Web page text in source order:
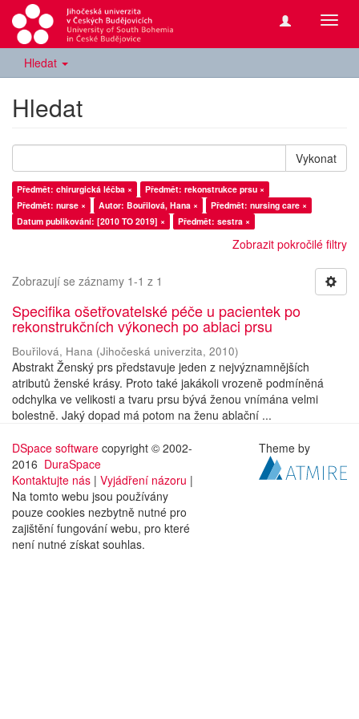
Hledat
Hledat
Vykonat
Předmět: chirurgická léčba ×
Předmět: rekonstrukce prsu ×
Předmět: nurse ×
Autor: Bouřilová, Hana ×
Předmět: nursing care ×
Datum publikování: [2010 TO 2019] ×
Předmět: sestra ×
Zobrazit pokročilé filtry
Zobrazují se záznamy 1-1 z 1
Specifika ošetřovatelské péče u pacientek po
rekonstrukčních výkonech po ablaci prsu
Bouřilová, Hana (Jihočeská univerzita, 2010)
Abstrakt Ženský prs představuje jeden z nejvýznamnějších
atributů ženské krásy. Proto také jakákoli vrozeně podmíněná
odchylka ve velikosti a tvaru prsu bývá ženou vnímána velmi
bolestně. Jaký dopad má potom na ženu ablační ...
DSpace software copyright © 2002-
2016 DuraSpace
Kontaktujte nás | Vyjádření názoru |
Na tomto webu jsou používány
pouze cookies nezbytně nutné pro
zajištění fungování webu, pro které
není nutné získat souhlas.
Theme by